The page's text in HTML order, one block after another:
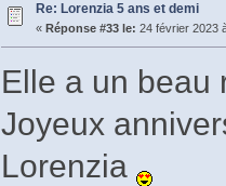
Re: Lorenzia 5 ans et demi
« Réponse #33 le: 24 février 2023
Elle a un beau
Joyeux
Lorenzia